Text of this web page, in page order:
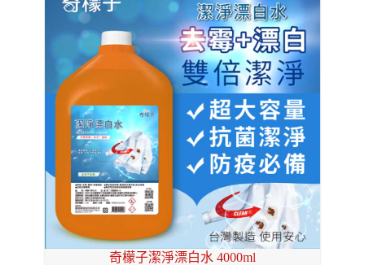
奇檬子潔淨漂白水 4000ml